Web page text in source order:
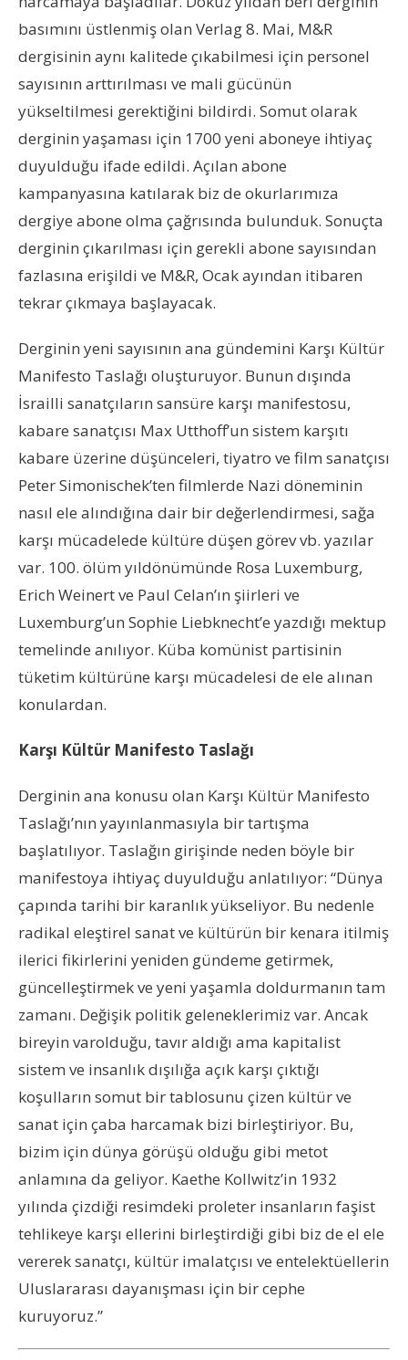
basımını üstlenmiş olan Verlag 8. Mai, M&R
dergisinin aynı kalitede çıkabilmesi için personel
sayısının arttırılması ve mali gücünün
yükseltilmesi gerektiğini bildirdi. Somut olarak
derginin yaşaması için 1700 yeni aboneye ihtiyaç
duyulduğu ifade edildi. Açılan abone
kampanyasına katılarak biz de okurlarımıza
dergiye abone olma çağrısında bulunduk. Sonuçta
derginin çıkarılması için gerekli abone sayısından
fazlasına erişildi ve M&R, Ocak ayından itibaren
tekrar çıkmaya başlayacak.
Derginin yeni sayısının ana gündemini Karşı Kültür
Manifesto Taslağı oluşturuyor. Bunun dışında
İsrailli sanatçıların sansüre karşı manifestosu,
kabare sanatçısı Max Utthoff’un sistem karşıtı
kabare üzerine düşünceleri, tiyatro ve film sanatçısı
Peter Simonischek’ten filmlerde Nazi döneminin
nasıl ele alındığına dair bir değerlendirmesi, sağa
karşı mücadelede kültüre düşen görev vb. yazılar
var. 100. ölüm yıldönümünde Rosa Luxemburg,
Erich Weinert ve Paul Celan’ın şiirleri ve
Luxemburg’un Sophie Liebknecht’e yazdığı mektup
temelinde anılıyor. Küba komünist partisinin
tüketim kültürüne karşı mücadelesi de ele alınan
konulardan.
Karşı Kültür Manifesto Taslağı
Derginin ana konusu olan Karşı Kültür Manifesto
Taslağı’nın yayınlanmasıyla bir tartışma
başlatılıyor. Taslağın girişinde neden böyle bir
manifestoya ihtiyaç duyulduğu anlatılıyor: “Dünya
çapında tarihi bir karanlık yükseliyor. Bu nedenle
radikal eleştirel sanat ve kültürün bir kenara itilmiş
ilerici fikirlerini yeniden gündeme getirmek,
güncelleştirmek ve yeni yaşamla doldurmanın tam
zamanı. Değişik politik geleneklerimiz var. Ancak
bireyin varolduğu, tavır aldığı ama kapitalist
sistem ve insanlık dışılığa açık karşı çıktığı
koşulların somut bir tablosunu çizen kültür ve
sanat için çaba harcamak bizi birleştiriyor. Bu,
bizim için dünya görüşü olduğu gibi metot
anlamına da geliyor. Kaethe Kollwitz’in 1932
yılında çizdiği resimdeki proleter insanların faşist
tehlikeye karşı ellerini birleştirdiği gibi biz de el ele
vererek sanatçı, kültür imalatçısı ve entelektüellerin
Uluslararası dayanışması için bir cephe
kuruyoruz.”